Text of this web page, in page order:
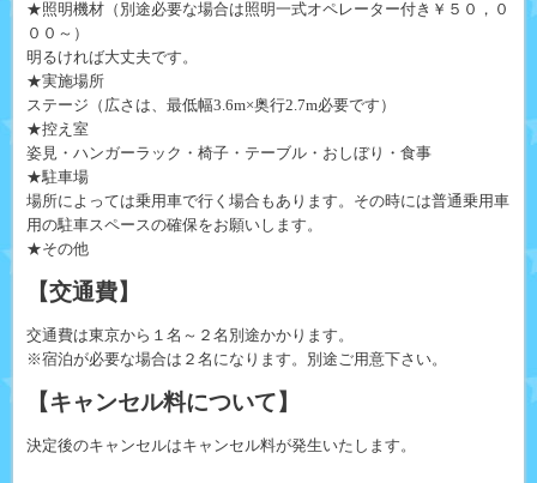
★照明機材（別途必要な場合は照明一式オペレーター付き￥５０，０
００～）
明るければ大丈夫です。
★実施場所
ステージ（広さは、最低幅3.6m×奥行2.7m必要です）
★控え室
姿見・ハンガーラック・椅子・テーブル・おしぼり・食事
★駐車場
場所によっては乗用車で行く場合もあります。その時には普通乗用車
用の駐車スペースの確保をお願いします。
★その他
【交通費】
交通費は東京から１名～２名別途かかります。
※宿泊が必要な場合は２名になります。別途ご用意下さい。
【キャンセル料について】
決定後のキャンセルはキャンセル料が発生いたします。